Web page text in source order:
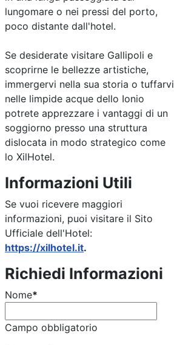
lungomare o nei pressi del porto,
poco distante dall'hotel.
Se desiderate visitare Gallipoli e
scoprirne le bellezze artistiche,
immergervi nella sua storia o tuffarvi
nelle limpide acque dello Ionio
potrete apprezzare i vantaggi di un
soggiorno presso una struttura
dislocata in modo strategico come
lo XilHotel.
Informazioni Utili
Se vuoi ricevere maggiori
informazioni, puoi visitare il Sito
Ufficiale dell'Hotel:
https://xilhotel.it.
Richiedi Informazioni
Nome*
Campo obbligatorio